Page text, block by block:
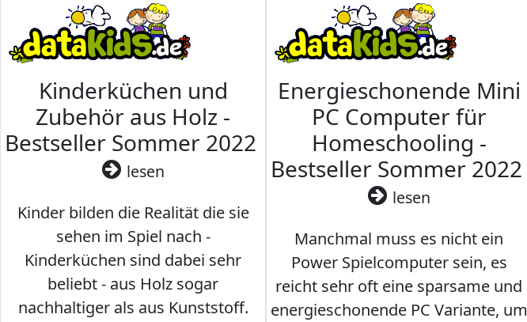
Kinderküchen und
Zubehör aus Holz -
Bestseller Sommer 2022
lesen
Kinder bilden die Realität die sie
sehen im Spiel nach -
Kinderküchen sind dabei sehr
beliebt - aus Holz sogar
nachhaltiger als aus Kunststoff.
Energieschonende Mini
PC Computer für
Homeschooling -
Bestseller Sommer 2022
lesen
Manchmal muss es nicht ein
Power Spielcomputer sein, es
reicht sehr oft eine sparsame und
energieschonende PC Variante, um